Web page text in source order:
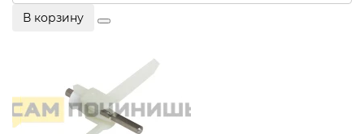
В корзину